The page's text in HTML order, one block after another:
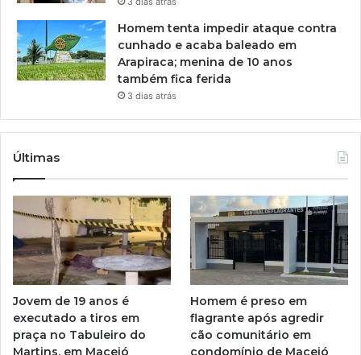
Homem tenta impedir ataque contra
cunhado e acaba baleado em
Arapiraca; menina de 10 anos
também fica ferida
3 dias atrás
Últimas
Jovem de 19 anos é
executado a tiros em
praça no Tabuleiro do
Martins, em Maceió
Homem é preso em
flagrante após agredir
cão comunitário em
condomínio de Maceió